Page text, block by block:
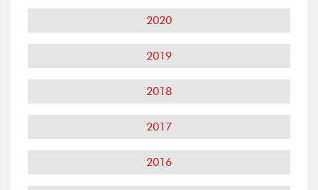
2020
2019
2018
2017
2016